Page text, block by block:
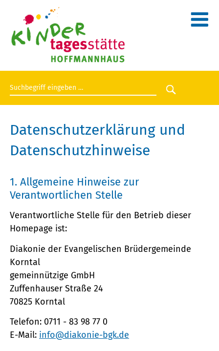
Suchbegriff eingeben
Suche
Datenschutzerklärung und
Datenschutzhinweise
1. Allgemeine Hinweise zur
Verantwortlichen Stelle
Verantwortliche Stelle für den Betrieb dieser
Homepage ist:
Diakonie der Evangelischen Brüdergemeinde
Korntal
gemeinnützige GmbH
Zuffenhauser Straße 24
70825 Korntal
Telefon: 0711 - 83 98 77 0
E-Mail: info@diakonie-bgk.de